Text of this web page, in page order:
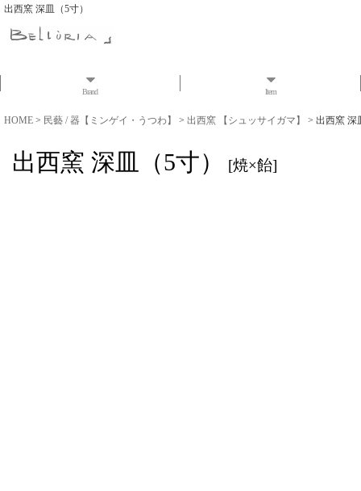
出西窯 深皿（5寸）
Brand Item
HOME > 民藝 / 器【ミンゲイ・うつわ】 > 出西窯 【シュッサイガマ】 > 出西窯 深
出西窯 深皿（5寸） [焼×飴]